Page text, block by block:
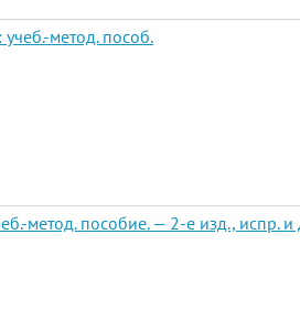
метод. пособ.
метод. пособие. — 2-е изд., испр. и